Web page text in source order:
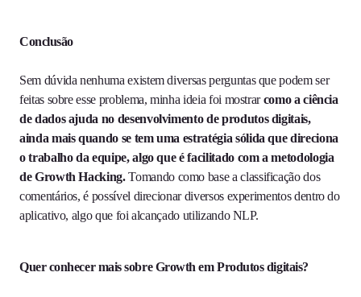
Conclusão
Sem dúvida nenhuma existem diversas perguntas que podem ser
feitas sobre esse problema, minha ideia foi mostrarcomo a ciência
de dados ajuda no desenvolvimento de produtos digitais,
ainda mais quando se tem uma estratégia sólida que direciona
o trabalho da equipe, algo que é facilitado com a metodologia
de Growth Hacking.Tomando como base a classificação dos
comentários, é possível direcionar diversos experimentos dentro do
aplicativo, algo que foi alcançado utilizando NLP.
Quer conhecer mais sobre Growth em Produtos digitais?